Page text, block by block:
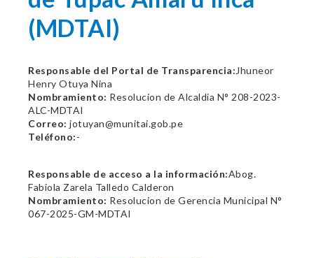
(MDTAI)
Responsable del Portal de Transparencia: Jhuneor
Henry Otuya Nina
Nombramiento: Resolucion de Alcaldia N° 208-2023-
ALC-MDTAI
Correo: jotuyan@munitai.gob.pe
Teléfono:-
Responsable de acceso a la información:Abog.
Fabiola Zarela Talledo Calderon
Nombramiento: Resolucion de Gerencia Municipal N°
067-2025-GM-MDTAI